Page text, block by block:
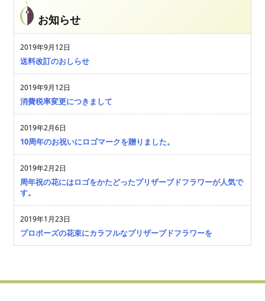
お知らせ
2019年9月12日
送料改訂のおしらせ
2019年9月12日
消費税率変更につきまして
2019年2月6日
10周年のお祝いにロゴマークを贈りました。
2019年2月2日
周年祝の花にはロゴをかたどったプリザーブドフラワーが人気で
す。
2019年1月23日
プロポーズの花束にカラフルなプリザーブドフラワーを